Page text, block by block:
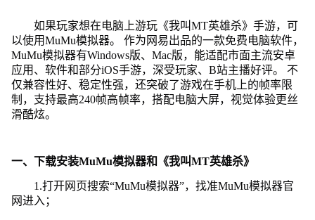
如果玩家想在电脑上游玩《我叫MT英雄杀》手游，可
以使用MuMu模拟器。 作为网易出品的一款免费电脑软件，
MuMu模拟器有Windows版、Mac版，能适配市面主流安卓
应用、软件和部分iOS手游，深受玩家、B站主播好评。 不
仅兼容性好、稳定性强，还突破了游戏在手机上的帧率限
制，支持最高240帧高帧率，搭配电脑大屏，视觉体验更丝
滑酷炫。
一、下载安装MuMu模拟器和《我叫MT英雄杀》
1.打开网页搜索“MuMu模拟器”，找准MuMu模拟器官
网进入；